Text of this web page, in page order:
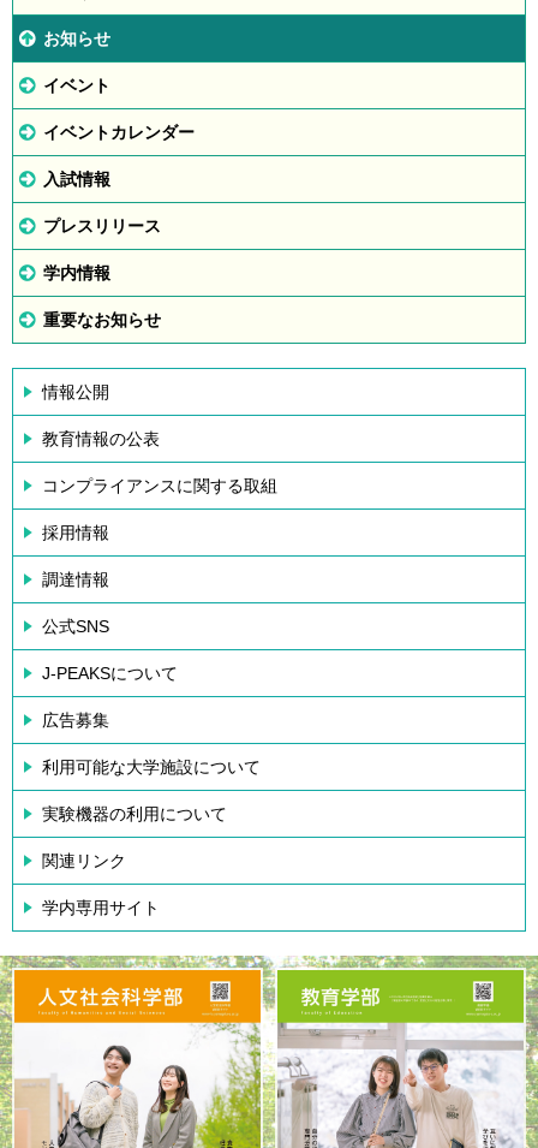
お知らせ
イベント
イベントカレンダー
入試情報
プレスリリース
学内情報
重要なお知らせ
情報公開
教育情報の公表
コンプライアンスに関する取組
採用情報
調達情報
公式SNS
J-PEAKSについて
広告募集
利用可能な大学施設について
実験機器の利用について
関連リンク
学内専用サイト